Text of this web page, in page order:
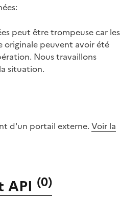
peut être trompeuse car les
originale peuvent avoir été
Nous travaillons
situation.
d'un portail externe. Voir la
API (0)